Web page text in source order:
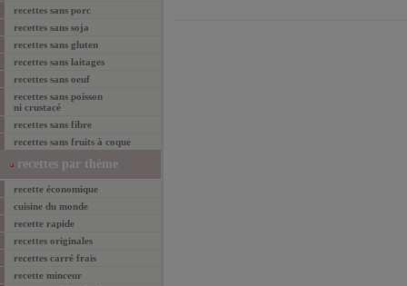
recettes sans porc
recettes sans soja
recettes sans gluten
recettes sans laitages
recettes sans oeuf
recettes sans poisson
ni crustacé
recettes sans fibre
recettes sans fruits à coque
recettes par thème
recette économique
cuisine du monde
recette rapide
recettes originales
recettes carré frais
recette minceur